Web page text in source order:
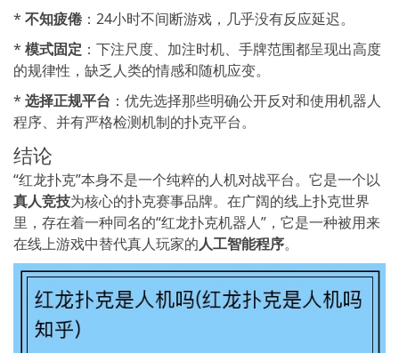
* 不知疲倦 ：24小时不间断游戏，几乎没有反应延迟。
* 模式固定 ：下注尺度、加注时机、手牌范围都呈现出高度
的规律性，缺乏人类的情感和随机应变。
* 选择正规平台 ：优先选择那些明确公开反对和使用机器人
程序、并有严格检测机制的扑克平台。
结论
“红龙扑克”本身不是一个纯粹的人机对战平台。它是一个以
真人竞技为核心的扑克赛事品牌。在广阔的线上扑克世界
里，存在着一种同名的“红龙扑克机器人”，它是一种被用来
在线上游戏中替代真人玩家的人工智能程序。